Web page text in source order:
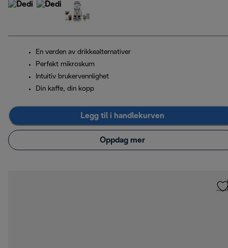
En verden av drikkealternativer
Perfekt mikroskum
Intuitiv brukervennlighet
Din kaffe, din kopp
Legg til i handlekurven
Oppdag mer